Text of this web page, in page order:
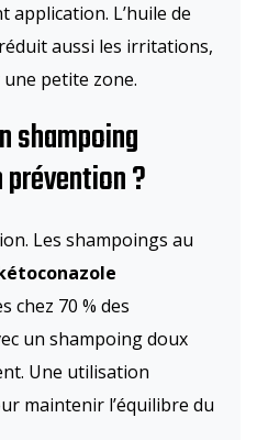
application. L’huile de
aussi les irritations,
une petite zone.
shampoing
?
Les shampoings au
chez 70 % des
un shampoing doux
Une utilisation
maintenir l’équilibre du